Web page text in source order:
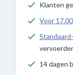
Klanten
Voor
14 dagen